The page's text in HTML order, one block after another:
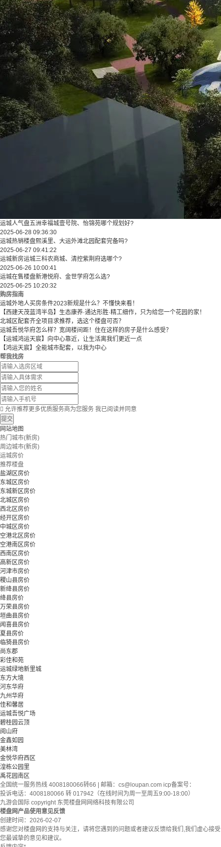
运城人气盘五洲幸福城壹号院、怡锦苑哪个规划好?
2025-06-28 09:36:30
运城热销楼盘熙溪里、大运外滩北园配套完备吗?
2025-06-27 09:41:22
运城新房运城三科农商城、清控紫荆府选哪个?
2025-06-26 10:00:41
运城在售楼盘新港悦府、金世学府怎么选?
2025-06-25 10:20:32
购房指南
运城外地人买房条件2023新规是什么？不懂快来看！
【西建天茂蓝湾半岛】生态康养·通达形胜·精工细作，只为给您一个花园的家！
北城区配套齐全项目求推荐，选这个楼盘可否？
运城吾悦华府怎么样？宽阔楼间距！住在这样的房子是什么感受？
【运城鸿运天宸】向中心靠近，让生活离我们更近一点
【鸿运天宸】全能城市配套，以我为中心
帮我找房
 允许推荐更多优质服务商为您服务 我已阅读并同意
提交
网站地图
热门城市(新房)
周边城市(新房)
运城房价
推荐楼盘
盐湖区房价
东城区房价
东城新区房价
北城区房价
西北区房价
经开区房价
中城区房价
空港北区房价
空港南区房价
西南区房价
高新区房价
河津市房价
稷山县房价
新绛县房价
绛县房价
万荣县房价
垣曲县房价
闻喜县房价
夏县房价
临猗县房价
尚东郡
彩佳和苑
运城绿地新里城
东方大境
河东华府
九州华府
佳和馨居
运城吾悦广场
碧桂园云顶
阅山府
金鑫如园
美林湾
金悦华府西区
湟栋公园里
禹花园南区
全国统一服务热线 4008180066转66 | 邮箱： cs@loupan.com icp备案号：
投诉电话：4008180066 转 017942（在线时间为周一至周五9:00-18:00）
九游会国际 copyright 东莞楼盘网网络科技有限公司
楼盘网产品使用意见反馈
创建时间： 2026-02-07
感谢您对楼盘网的支持与关注，请将您遇到的问题或者建议反馈给我们,我们虚心接受
您最诚挚的意见和建议。